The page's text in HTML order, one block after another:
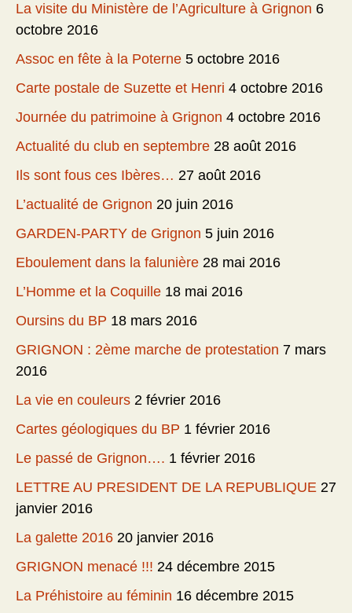
La visite du Ministère de l’Agriculture à Grignon 6
octobre 2016
Assoc en fête à la Poterne 5 octobre 2016
Carte postale de Suzette et Henri 4 octobre 2016
Journée du patrimoine à Grignon 4 octobre 2016
Actualité du club en septembre 28 août 2016
Ils sont fous ces Ibères… 27 août 2016
L’actualité de Grignon 20 juin 2016
GARDEN-PARTY de Grignon 5 juin 2016
Eboulement dans la falunière 28 mai 2016
L’Homme et la Coquille 18 mai 2016
Oursins du BP 18 mars 2016
GRIGNON : 2ème marche de protestation 7 mars
2016
La vie en couleurs 2 février 2016
Cartes géologiques du BP 1 février 2016
Le passé de Grignon…. 1 février 2016
LETTRE AU PRESIDENT DE LA REPUBLIQUE 27
janvier 2016
La galette 2016 20 janvier 2016
GRIGNON menacé !!! 24 décembre 2015
La Préhistoire au féminin 16 décembre 2015